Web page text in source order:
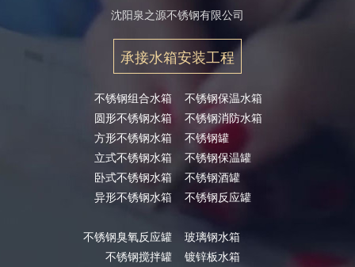
沈阳泉之源不锈钢有限公司
承接水箱安装工程
不锈钢组合水箱
圆形不锈钢水箱
方形不锈钢水箱
立式不锈钢水箱
卧式不锈钢水箱
异形不锈钢水箱
不锈钢臭氧反应罐
不锈钢搅拌罐
不锈钢保温水箱
不锈钢消防水箱
不锈钢罐
不锈钢保温罐
不锈钢酒罐
不锈钢反应罐
玻璃钢水箱
镀锌板水箱